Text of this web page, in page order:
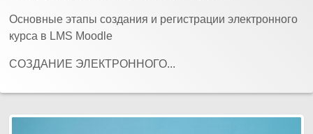
Основные этапы создания и регистрации электронного
курса в LMS Moodle
СОЗДАНИЕ ЭЛЕКТРОННОГО...